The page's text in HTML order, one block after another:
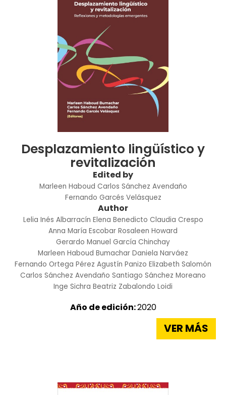
Desplazamiento lingüístico y
revitalización
Edited by
Marleen Haboud Carlos Sánchez Avendaño
Fernando Garcés Velásquez
Author
Lelia Inés Albarracín Elena Benedicto Claudia Crespo
Anna María Escobar Rosaleen Howard
Gerardo Manuel García Chinchay
Marleen Haboud Bumachar Daniela Narváez
Fernando Ortega Pérez Agustín Panizo Elizabeth Salomón
Carlos Sánchez Avendaño Santiago Sánchez Moreano
Inge Sichra Beatriz Zabalondo Loidi
Año de edición:2020
VER MÁS